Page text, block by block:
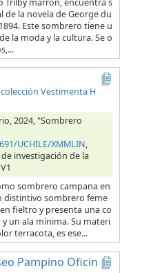
de la novela de George du
Este sombrero tiene u
la moda y la cultura. Se o
Vestimenta H
2024, "Sombrero
UCHILE/XMMLIN,
investigación de la
sombrero campana en
distintivo sombrero feme
fieltro y presenta una co
un ala mínima. Su materi
terracota, es ese...
Pampino Oficin